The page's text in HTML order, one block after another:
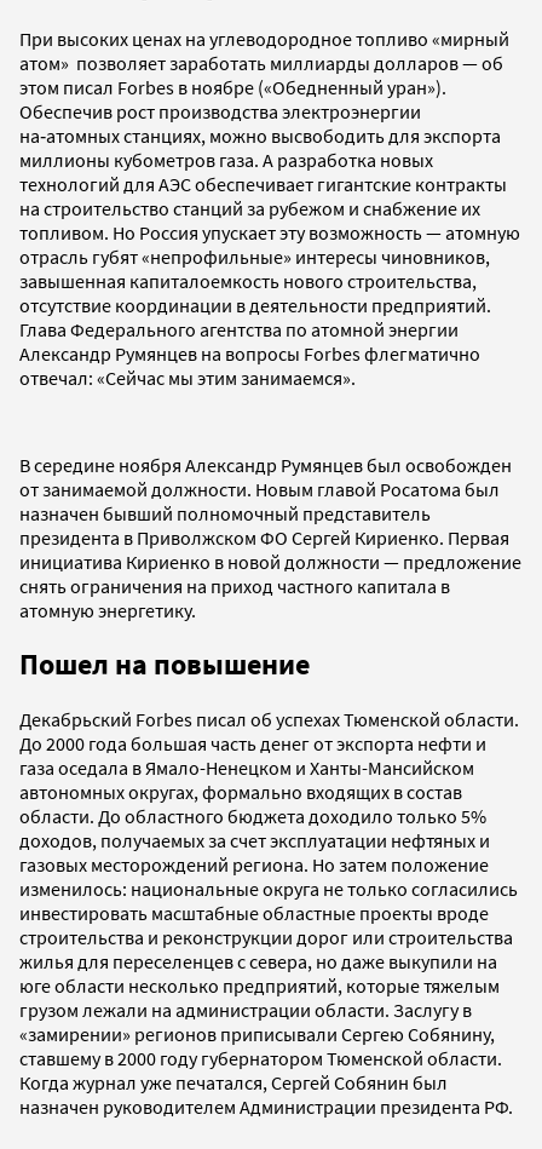
При высоких ценах на углеводородное топливо «мирный
атом» позволяет заработать миллиарды долларов — об
этом писал Forbes в ноябре («Обедненный уран»).
Обеспечив рост производства электроэнергии
на‑атомных станциях, можно высвободить для экспорта
миллионы кубометров газа. А разработка новых
технологий для АЭС обеспечивает гигантские контракты
на строительство станций за рубежом и снабжение их
топливом. Но Россия упускает эту возможность — атомную
отрасль губят «непрофильные» интересы чиновников,
завышенная капиталоемкость нового строительства,
отсутствие координации в деятельности предприятий.
Глава Федерального агентства по атомной энергии
Александр Румянцев на вопросы Forbes флегматично
отвечал: «Сейчас мы этим занимаемся».
В середине ноября Александр Румянцев был освобожден
от занимаемой должности. Новым главой Росатома был
назначен бывший полномочный представитель
президента в Приволжском ФО Сергей Кириенко. Первая
инициатива Кириенко в новой должности — предложение
снять ограничения на приход частного капитала в
атомную энергетику.
Пошел на повышение
Декабрьский Forbes писал об успехах Тюменской области.
До 2000 года большая часть денег от экспорта нефти и
газа оседала в Ямало-Ненецком и Ханты-Мансийском
автономных округах, формально входящих в состав
области. До областного бюджета доходило только 5%
доходов, получаемых за счет эксплуатации нефтяных и
газовых месторождений региона. Но затем положение
изменилось: национальные округа не только согласились
инвестировать масштабные областные проекты вроде
строительства и реконструкции дорог или строительства
жилья для переселенцев с севера, но даже выкупили на
юге области несколько предприятий, которые тяжелым
грузом лежали на администрации области. Заслугу в
«замирении» регионов приписывали Сергею Собянину,
ставшему в 2000 году губернатором Тюменской области.
Когда журнал уже печатался, Сергей Собянин был
назначен руководителем Администрации президента РФ.